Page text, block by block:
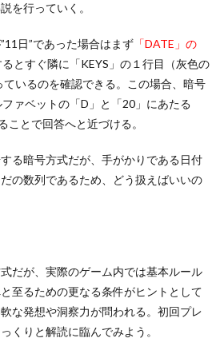
を行っていく。
日”であった場合はまず 「DATE」の
とすぐ隣に「KEYS」の１行目（灰色の
いるのを確認できる。この場合、暗号
ァベットの「D」と「20」にあたる
ことで回答へと近づける。
る暗号方式だが、手がかりである日付
の数列であるため、どう扱えばいいの
だが、実際のゲーム内では基本ルール
至るための更なる条件がヒントとして
な発想や洞察力が問われる。初回プレ
くりと解読に臨んでみよう。